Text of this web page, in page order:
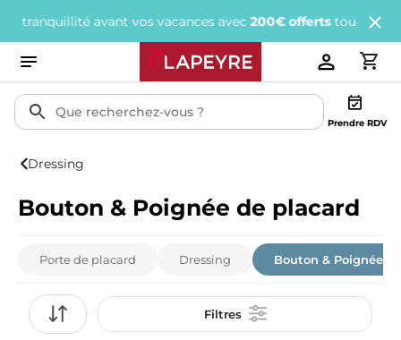
vos vacances avec 200€ offertstous les 1 000€ d'achats.
Prendre RDV
Dressing
Bouton & Poignée de placard
Porte de placard Dressing Bouton & Poignée
Filtres